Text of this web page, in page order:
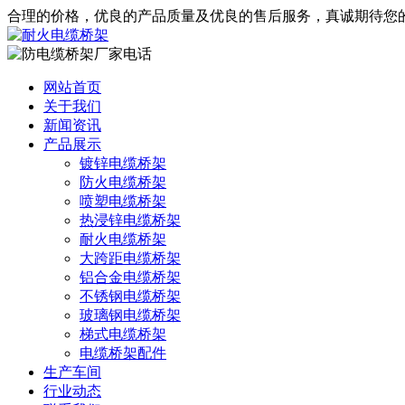
合理的价格，优良的产品质量及优良的售后服务，真诚期待
网站首页
关于我们
新闻资讯
产品展示
镀锌电缆桥架
防火电缆桥架
喷塑电缆桥架
热浸锌电缆桥架
耐火电缆桥架
大跨距电缆桥架
铝合金电缆桥架
不锈钢电缆桥架
玻璃钢电缆桥架
梯式电缆桥架
电缆桥架配件
生产车间
行业动态